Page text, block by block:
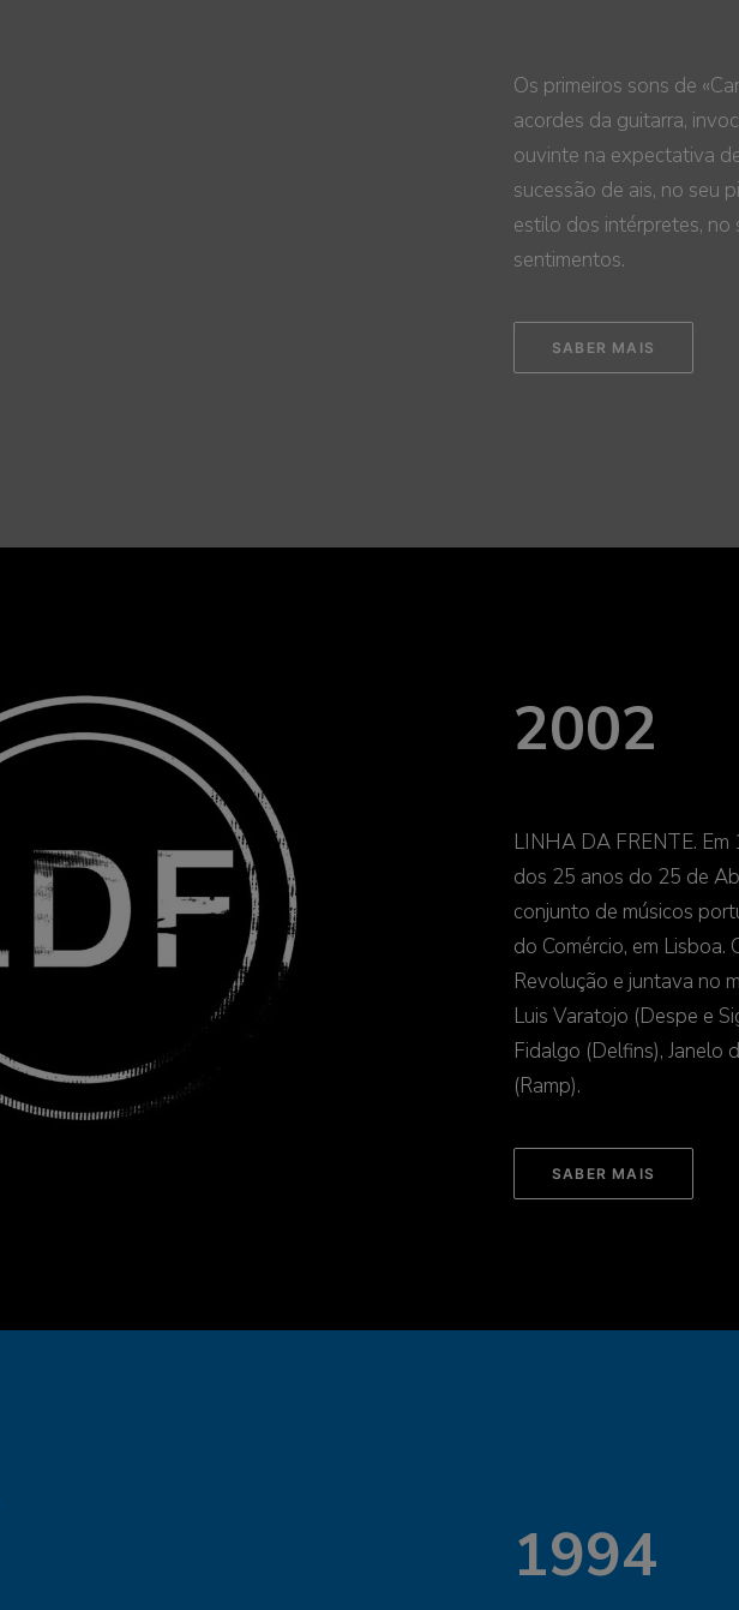
Os primeiros sons de
acordes da guitarra,
ouvinte na expectativa
sucessão de ais, no seu
estilo dos intérpretes, no
sentimentos.
SABER MAIS
2002
LINHA DA FRENTE.
dos 25 anos do 25 de
conjunto de músicos
do Comércio, em
Revolução e juntava no
Luis Varatojo (Despe e
Fidalgo (Delfins), Janelo
(Ramp).
SABER MAIS
1994